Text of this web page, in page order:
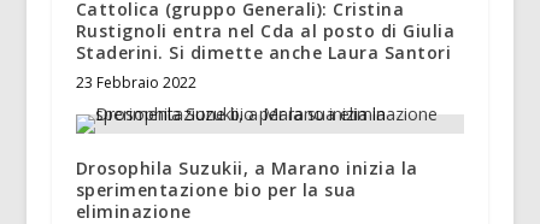
Cattolica (gruppo Generali): Cristina
Rustignoli entra nel Cda al posto di Giulia
Staderini. Si dimette anche Laura Santori
23 Febbraio 2022
Drosophila Suzukii, a Marano inizia la
sperimentazione bio per la sua
eliminazione